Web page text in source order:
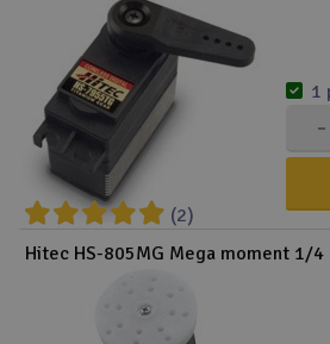
(2)
-
1
Hitec HS-805MG Mega moment 1/4